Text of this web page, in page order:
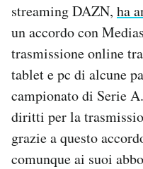
CALENDARIO
AREA PERSONALE
Area Personale
Newsletter
Notifiche mobile
Regala il Post
streaming DAZN, ha
un accordo con
trasmissione online
tablet e pc di alcune
campionato di Serie
diritti per la
grazie a questo
comunque ai suoi